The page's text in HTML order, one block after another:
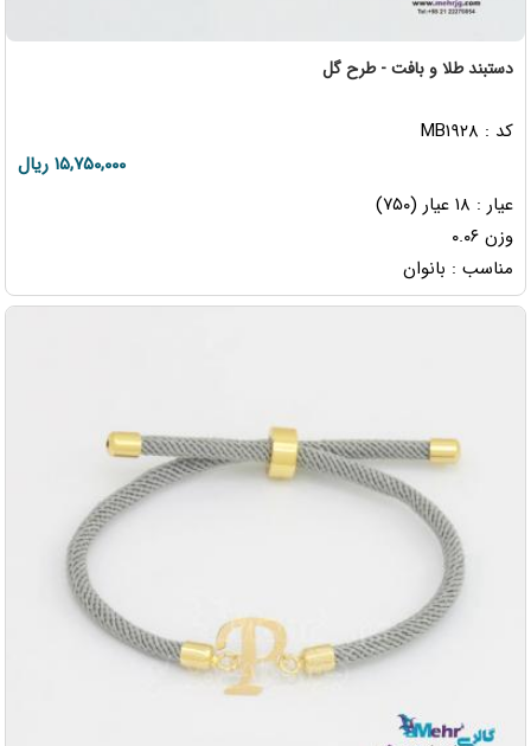
دستبند طلا و بافت - طرح گل
کد : MB۱۹۲۸
۱۵,۷۵۰,۰۰۰ ریال
عیار : ۱۸ عیار (۷۵۰)
وزن ۰.۰۶
مناسب : بانوان